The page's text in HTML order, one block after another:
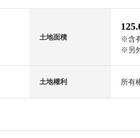
土地面積
※含
※另
土地權利 所有